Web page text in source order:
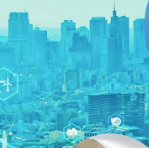
バイオプラスチック
鮮度保持袋 鮮度
物流 改善